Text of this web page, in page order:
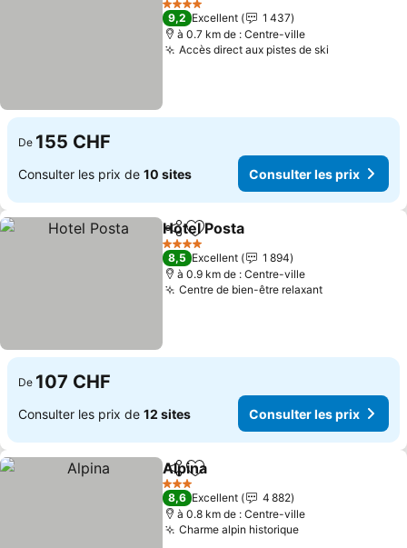
4 Étoiles
9,2 Excellent
1 437
à 0.7 km de : Centre-ville
Accès direct aux pistes de ski
De 155 CHF
Consulter les prix de 10 sites Consulter les prix
PartagerAjouter à mes favoris
Hotel Posta
4 Étoiles
8,5 Excellent
1 894
à 0.9 km de : Centre-ville
Centre de bien-être relaxant
De 107 CHF
Consulter les prix de 12 sites Consulter les prix
PartagerAjouter à mes favoris
Alpina
3 Étoiles
8,6 Excellent
4 882
à 0.8 km de : Centre-ville
Charme alpin historique